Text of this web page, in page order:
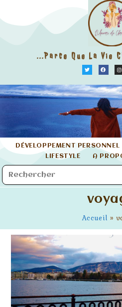
...parce Que La Vie
DÉVELOPPEMENT PERSONNEL
LIFESTYLE
A
Accueil »